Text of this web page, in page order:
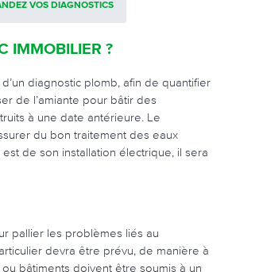
VOS DIAGNOSTICS
IMMOBILIER ?
diagnostic plomb, afin de quantifier
de l’amiante pour bâtir des
à une date antérieure. Le
du bon traitement des eaux
de son installation électrique, il sera
pallier les problèmes liés au
devra être prévu, de manière à
bâtiments doivent être soumis à un